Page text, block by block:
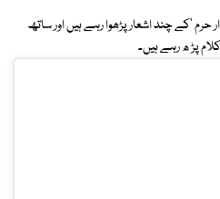
'کے چند اشعار پڑھوا رہے ہیں اور ساتھ
پڑ ھ رہے ہیں۔